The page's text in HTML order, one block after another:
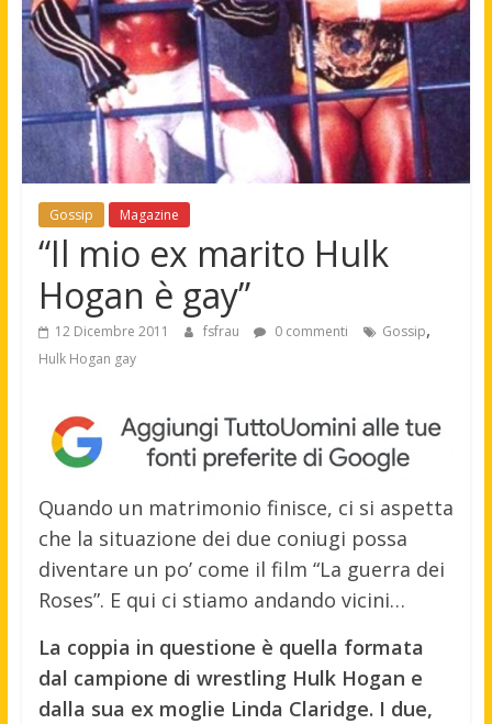
Gossip Magazine
“Il mio ex marito Hulk
Hogan è gay”
12 Dicembre 2011 fsfrau 0 commenti Gossip,
Hulk Hogan gay
Quando un matrimonio finisce, ci si aspetta
che la situazione dei due coniugi possa
diventare un po’ come il film “La guerra dei
Roses”. E qui ci stiamo andando vicini…
La coppia in questione è quella formata
dal campione di wrestling Hulk Hogan e
dalla sua ex moglie Linda Claridge. I due,